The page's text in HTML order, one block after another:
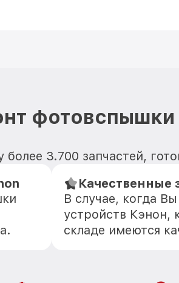
фотовспышки
3.700 запчастей,
Качественные
В случае, когда
устройств Кэнон,
складе имеются